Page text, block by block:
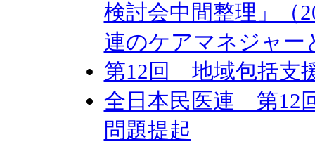
検討会中間整理」（
連のケアマネジャー
第12回 地域包括支
全日本民医連 第12
問題提起